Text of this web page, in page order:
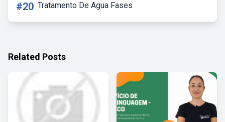
#20 Tratamento De Agua Fases
Related Posts